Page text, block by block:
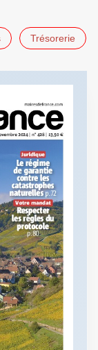
Trésorerie